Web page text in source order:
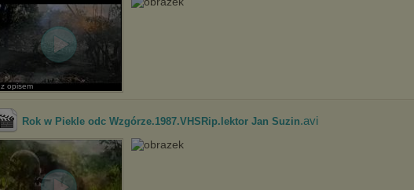
z opisem
Rok w Piekle odc Wzgórze.1987.VHSRip.lektor Jan Suzin.avi